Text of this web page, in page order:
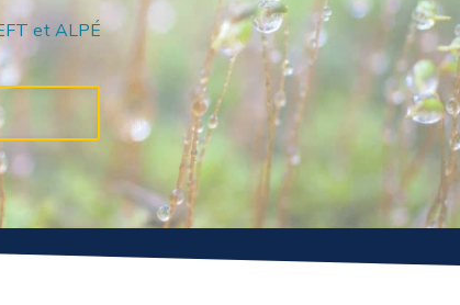
et ALPÉ